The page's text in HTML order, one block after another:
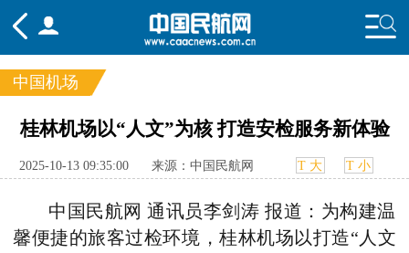
频道
国内 国际
行业
中国机场
桂林机场以“人文”为核 打造安检服务新体验
2025-10-13 09:35:00 来源：中国民航网 T 大 T 小
中国民航网 通讯员李剑涛 报道：为构建温
馨便捷的旅客过检环境，桂林机场以打造“人文